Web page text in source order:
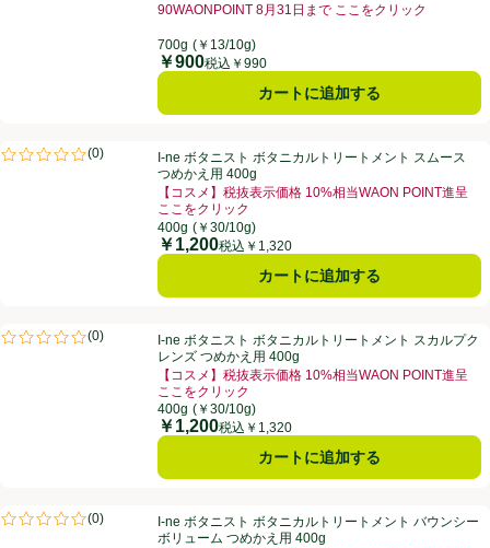
90WAONPOINT 8月31日まで ここをクリック
700g (￥13/10g)
価格
￥900税込￥990
カートに追加する
I-ne ボタニスト ボタニカルトリートメント スムース つめかえ用 400g
(0)
評価は0件のレビューで5点中0.0点。I-ne ボタニスト ボタニカルトリートメント スムース
つめかえ用 400g
【コスメ】税抜表示価格 10%相当WAON POINT進呈
ここをクリック
お買い得品名：【コスメ】税抜表示価格 10%相当
400g (￥30/10g)
価格
￥1,200税込￥1,320
カートに追加する
I-ne ボタニスト ボタニカルトリートメント スカルプクレンズ つめか
(0)
評価は0件のレビューで5点中0.0点。I-ne ボタニスト ボタニカルトリートメント スカルプク
レンズ つめかえ用 400g
【コスメ】税抜表示価格 10%相当WAON POINT進呈
ここをクリック
お買い得品名：【コスメ】税抜表示価格 10%相当
400g (￥30/10g)
価格
￥1,200税込￥1,320
カートに追加する
I-ne ボタニスト ボタニカルトリートメント バウンシーボリューム つ
(0)
評価は0件のレビューで5点中0.0点。I-ne ボタニスト ボタニカルトリートメント バウンシー
ボリューム つめかえ用 400g